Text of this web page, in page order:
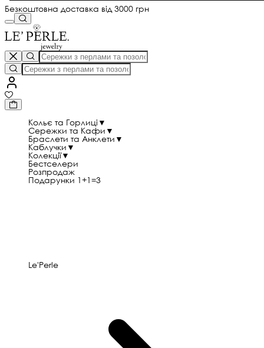
Безкоштовна доставка від 3000 грн
Кольє та Горлиці ▼
Сережки та Кафи ▼
Браслети та Анклети ▼
Каблучки ▼
Колекції▼
Бестселери
Розпродаж
Подарунки 1+1=3
Le'Perle